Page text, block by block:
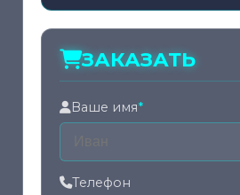
ЗАКАЗАТЬ
Ваше имя*
Телефон